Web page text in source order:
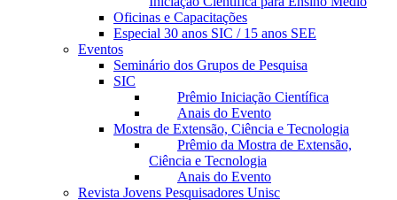
Oficinas e Capacitações
Especial 30 anos SIC / 15 anos SEE
Eventos
Seminário dos Grupos de Pesquisa
SIC
Prêmio Iniciação Científica
Anais do Evento
Mostra de Extensão, Ciência e Tecnologia
Prêmio da Mostra de Extensão,
Ciência e Tecnologia
Anais do Evento
Revista Jovens Pesquisadores Unisc